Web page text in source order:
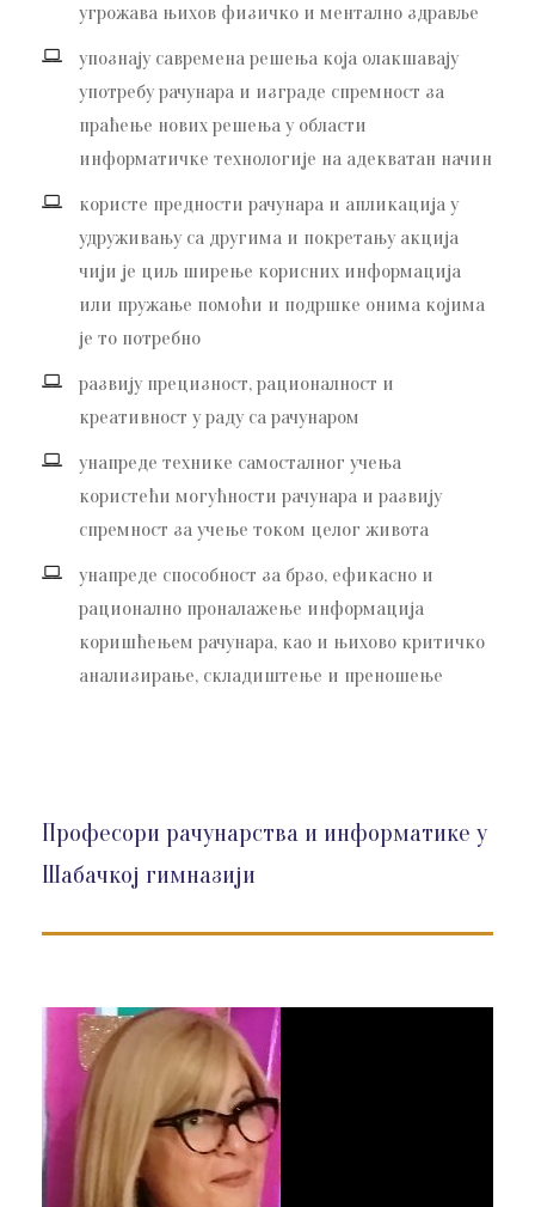
угрожава њихов физичко и ментално здравље
упознају савремена решења која олакшавају
употребу рачунара и изграде спремност за
праћење нових решења у области
информатичке технологије на адекватан начин
користе предности рачунара и апликација у
удруживању са другима и покретању акција
чији је циљ ширење корисних информација
или пружање помоћи и подршке онима којима
је то потребно
развију прецизност, рационалност и
креативност у раду са рачунаром
унапреде технике самосталног учења
користећи могућности рачунара и развију
спремност за учење током целог живота
унапреде способност за брзо, ефикасно и
рационално проналажење информација
коришћењем рачунара, као и њихово критичко
анализирање, складиштење и преношење
Професори рачунарства и информатике у
Шабачкој гимназији